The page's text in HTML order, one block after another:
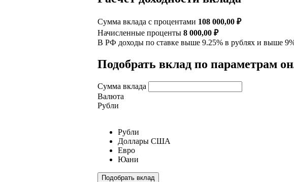
Сумма вклада с процентами 108 000,00 ₽
Начисленные проценты 8 000,00 ₽
В РФ доходы по ставке выше 9.25% в рублях и выше
Подобрать вклад по параметрам
Сумма вклада
Валюта
Рубли
Рубли
Доллары США
Евро
Юани
Подобрать вклад